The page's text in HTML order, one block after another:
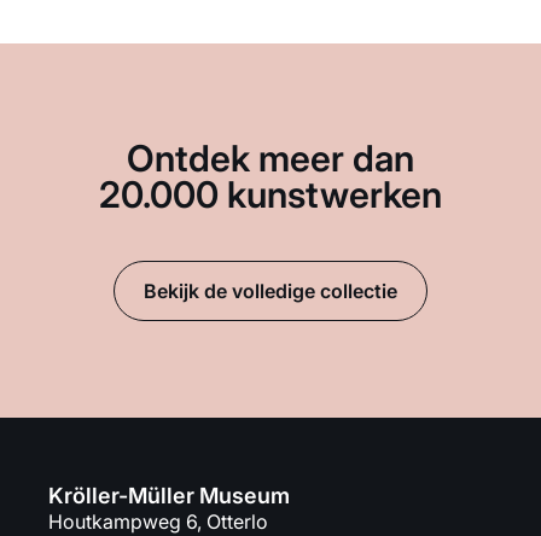
Ontdek meer dan
20.000 kunstwerken
Bekijk de volledige collectie
Kröller-Müller Museum
Houtkampweg 6, Otterlo